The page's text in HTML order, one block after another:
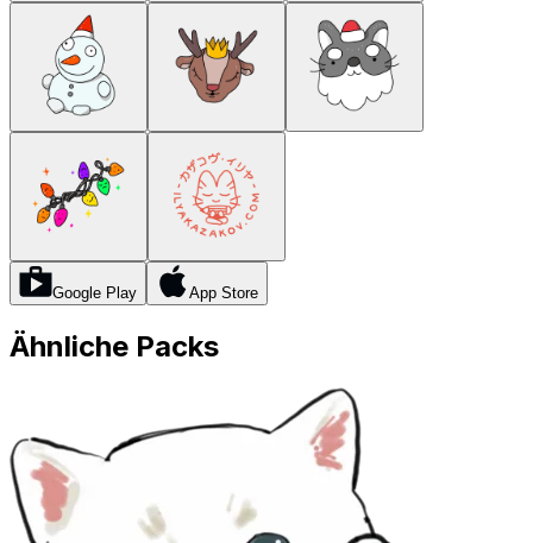
Google Play App Store
Ähnliche Packs